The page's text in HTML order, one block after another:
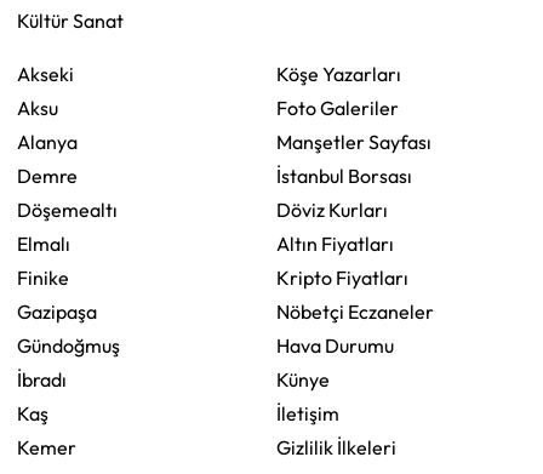
Kültür Sanat
Akseki
Aksu
Alanya
Demre
Döşemealtı
Elmalı
Finike
Gazipaşa
Gündoğmuş
İbradı
Kaş
Kemer
Köşe Yazarları
Foto Galeriler
Manşetler Sayfası
İstanbul Borsası
Döviz Kurları
Altın Fiyatları
Kripto Fiyatları
Nöbetçi Eczaneler
Hava Durumu
Künye
İletişim
Gizlilik İlkeleri